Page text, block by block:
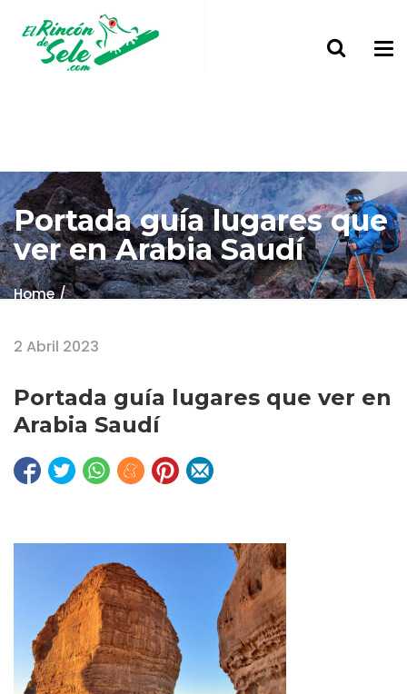
Portada guía lugares que
ver en Arabia Saudí
Home
2 Abril 2023
Portada guía lugares que ver en
Arabia Saudí